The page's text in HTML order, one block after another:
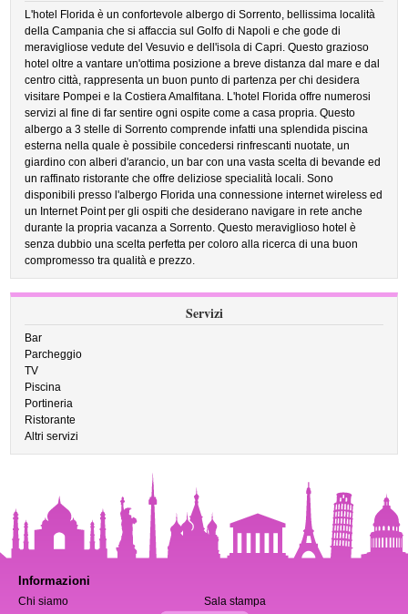
L'hotel Florida è un confortevole albergo di Sorrento, bellissima località
della Campania che si affaccia sul Golfo di Napoli e che gode di
meravigliose vedute del Vesuvio e dell'isola di Capri. Questo grazioso
hotel oltre a vantare un'ottima posizione a breve distanza dal mare e dal
centro città, rappresenta un buon punto di partenza per chi desidera
visitare Pompei e la Costiera Amalfitana. L'hotel Florida offre numerosi
servizi al fine di far sentire ogni ospite come a casa propria. Questo
albergo a 3 stelle di Sorrento comprende infatti una splendida piscina
esterna nella quale è possibile concedersi rinfrescanti nuotate, un
giardino con alberi d'arancio, un bar con una vasta scelta di bevande ed
un raffinato ristorante che offre deliziose specialità locali. Sono
disponibili presso l'albergo Florida una connessione internet wireless ed
un Internet Point per gli ospiti che desiderano navigare in rete anche
durante la propria vacanza a Sorrento. Questo meraviglioso hotel è
senza dubbio una scelta perfetta per coloro alla ricerca di una buon
compromesso tra qualità e prezzo.
Servizi
Bar
Parcheggio
TV
Piscina
Portineria
Ristorante
Altri servizi
Informazioni
Chi siamo
Sala stampa